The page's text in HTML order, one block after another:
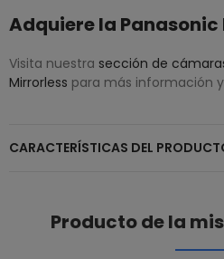
Adquiere la Panasonic
Visita nuestra sección de
Mirrorless para más información
CARACTERÍSTICAS DEL
Producto de la